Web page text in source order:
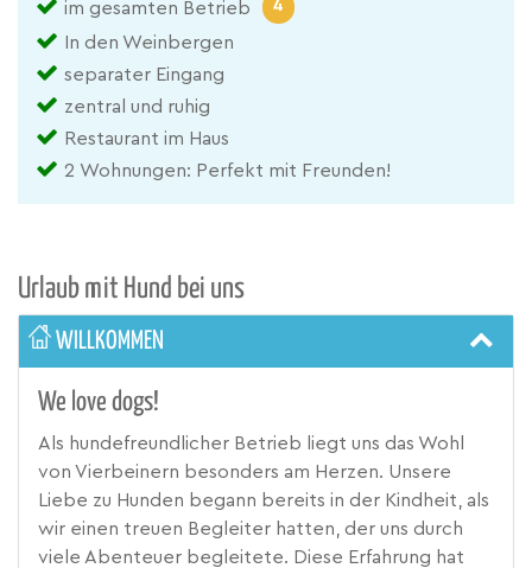
im gesamten Betrieb 4
In den Weinbergen
separater Eingang
zentral und ruhig
Restaurant im Haus
2 Wohnungen: Perfekt mit Freunden!
Urlaub mit Hund bei uns
WILLKOMMEN
We love dogs!
Als hundefreundlicher Betrieb liegt uns das Wohl
von Vierbeinern besonders am Herzen. Unsere
Liebe zu Hunden begann bereits in der Kindheit, als
wir einen treuen Begleiter hatten, der uns durch
viele Abenteuer begleitete. Diese Erfahrung hat